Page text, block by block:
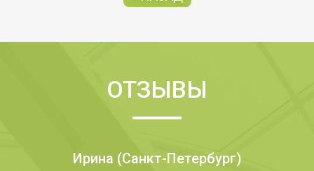
ОТЗЫВЫ
Ирина (Санкт-Петербург)